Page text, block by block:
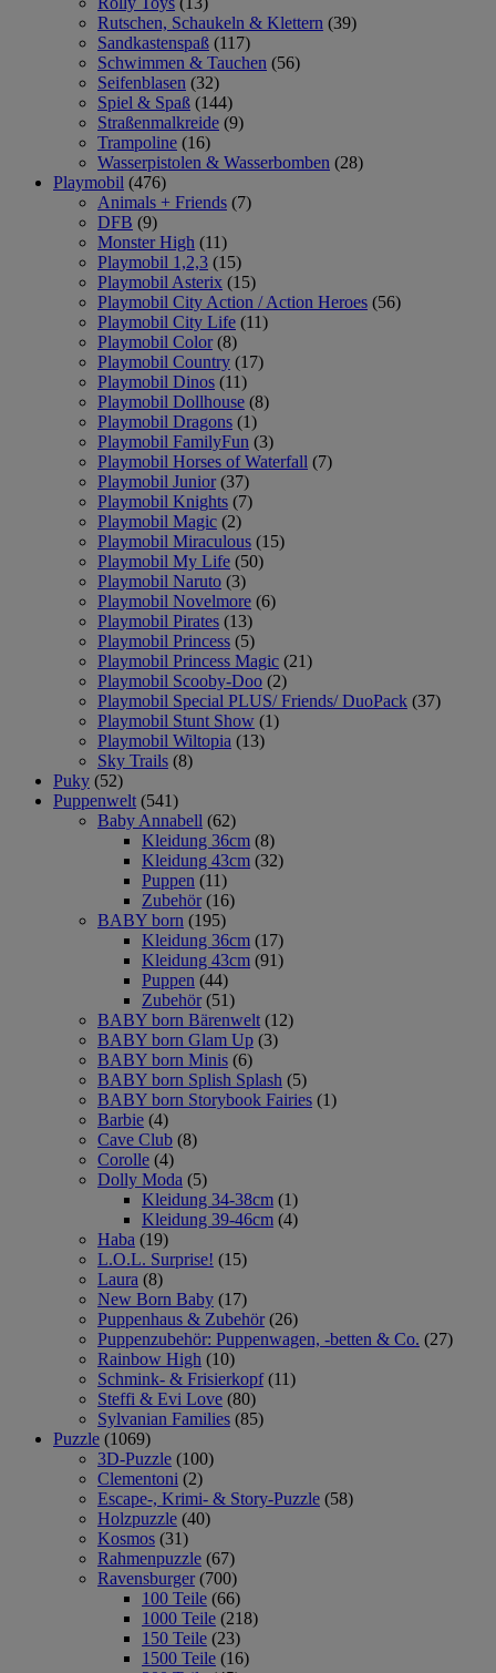
Rutschen, Schaukeln & Klettern (39)
Sandkastenspaß (117)
Schwimmen & Tauchen (56)
Seifenblasen (32)
Spiel & Spaß (144)
Straßenmalkreide (9)
Trampoline (16)
Wasserpistolen & Wasserbomben (28)
Playmobil (476)
Animals + Friends (7)
DFB (9)
Monster High (11)
Playmobil 1,2,3 (15)
Playmobil Asterix (15)
Playmobil City Action / Action Heroes (56)
Playmobil City Life (11)
Playmobil Color (8)
Playmobil Country (17)
Playmobil Dinos (11)
Playmobil Dollhouse (8)
Playmobil Dragons (1)
Playmobil FamilyFun (3)
Playmobil Horses of Waterfall (7)
Playmobil Junior (37)
Playmobil Knights (7)
Playmobil Magic (2)
Playmobil Miraculous (15)
Playmobil My Life (50)
Playmobil Naruto (3)
Playmobil Novelmore (6)
Playmobil Pirates (13)
Playmobil Princess (5)
Playmobil Princess Magic (21)
Playmobil Scooby-Doo (2)
Playmobil Special PLUS/ Friends/ DuoPack (37)
Playmobil Stunt Show (1)
Playmobil Wiltopia (13)
Sky Trails (8)
Puky (52)
Puppenwelt (541)
Baby Annabell (62)
Kleidung 36cm (8)
Kleidung 43cm (32)
Puppen (11)
Zubehör (16)
BABY born (195)
Kleidung 36cm (17)
Kleidung 43cm (91)
Puppen (44)
Zubehör (51)
BABY born Bärenwelt (12)
BABY born Glam Up (3)
BABY born Minis (6)
BABY born Splish Splash (5)
BABY born Storybook Fairies (1)
Barbie (4)
Cave Club (8)
Corolle (4)
Dolly Moda (5)
Kleidung 34-38cm (1)
Kleidung 39-46cm (4)
Haba (19)
L.O.L. Surprise! (15)
Laura (8)
New Born Baby (17)
Puppenhaus & Zubehör (26)
Puppenzubehör: Puppenwagen, -betten & Co. (27)
Rainbow High (10)
Schmink- & Frisierkopf (11)
Steffi & Evi Love (80)
Sylvanian Families (85)
Puzzle (1069)
3D-Puzzle (100)
Clementoni (2)
Escape-, Krimi- & Story-Puzzle (58)
Holzpuzzle (40)
Kosmos (31)
Rahmenpuzzle (67)
Ravensburger (700)
100 Teile (66)
1000 Teile (218)
150 Teile (23)
1500 Teile (16)